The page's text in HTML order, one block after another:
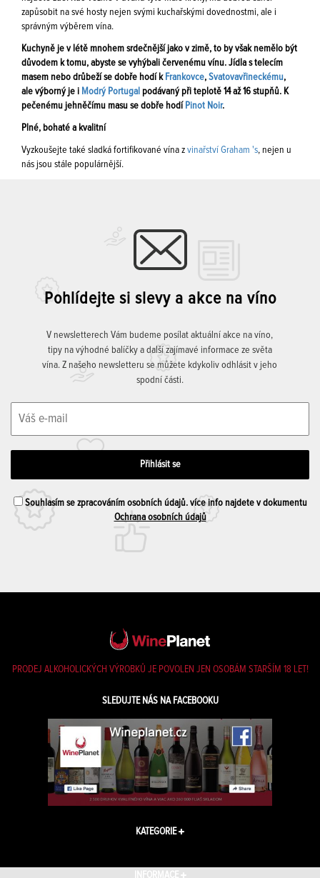
zapůsobit na své hosty nejen svými kuchařskými dovednostmi, ale i
správným výběrem vína.
Kuchyně je v létě mnohem srdečnější jako v zimě, to by však nemělo být
důvodem k tomu, abyste se vyhýbali červenému vínu. Jídla s telecím
masem nebo drůbeží se dobře hodí k Frankovce, Svatovavřineckému,
ale výborný je i Modrý Portugal podávaný při teplotě 14 až 16 stupňů. K
pečenému jehněčímu masu se dobře hodí Pinot Noir.
Plné, bohaté a kvalitní
Vyzkoušejte také sladká fortifikované vína z vinařství Graham 's, nejen u
nás jsou stále populárnější.
Pohlídejte si slevy a akce na víno
V newsletterech Vám budeme posílat aktuální akce na víno,
tipy na výhodné balíčky a další zajímavé informace ze světa
vína. Z našeho newsletteru se můžete kdykoliv odhlásit v jeho
spodní části.
Souhlasím se zpracováním osobních údajů. více info najdete v dokumentu
Ochrana osobních údajů
PRODEJ ALKOHOLICKÝCH VÝROBKŮ JE POVOLEN JEN OSOBÁM STARŠÍM 18 LET!
SLEDUJTE NÁS NA FACEBOOKU
KATEGORIE
INFORMACE